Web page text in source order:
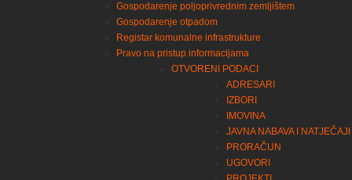
Gospodarenje poljoprivrednim zemljištem
Gospodarenje otpadom
Registar komunalne infrastrukture
Pravo na pristup informacijama
OTVORENI PODACI
ADRESARI
IZBORI
IMOVINA
JAVNA NABAVA I NATJEČAJI
PRORAČUN
UGOVORI